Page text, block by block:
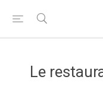
Le